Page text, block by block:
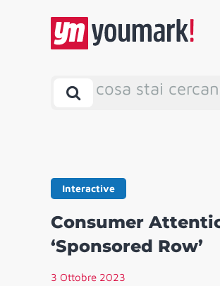
cosa stai
Interactive
Consumer
‘Sponsored Row’
3 Ottobre 2023